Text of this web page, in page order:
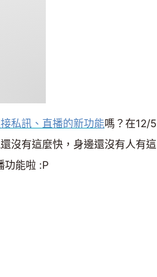
私訊、直播的新功能嗎？在12/5
沒有這麼快，身邊還沒有人有這
功能啦 :P